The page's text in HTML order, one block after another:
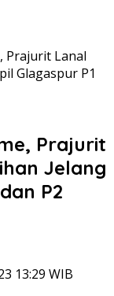
Prajurit Lanal
Glagaspur P1
Prajurit
Jelang
P2
13:29 WIB